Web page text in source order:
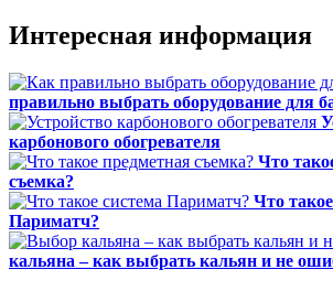
Интересная информация
правильно выбрать оборудование для
карбонового обогревателя
Что
съемка?
Что
Париматч?
кальяна – как выбрать кальян и не